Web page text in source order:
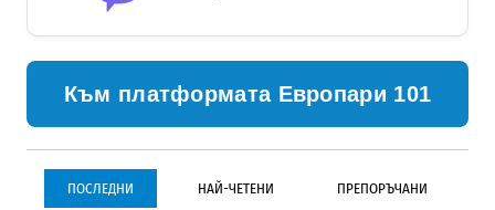
Към платформата Европари 101
ПОСЛЕДНИ НАЙ-ЧЕТЕНИ ПРЕПОРЪЧАНИ